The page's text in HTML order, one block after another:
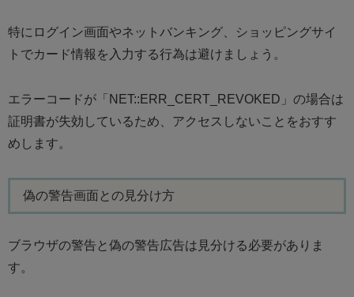
特にログイン画面やネットバンキング、ショッピングサイ
トでカード情報を入力する行為は避けましょう。
エラーコードが「NET::ERR_CERT_REVOKED」の場合は
証明書が失効しているため、アクセスしないことをおすす
めします。
偽の警告画面との見分け方
ブラウザの警告と偽の警告広告は見分ける必要がありま
す。